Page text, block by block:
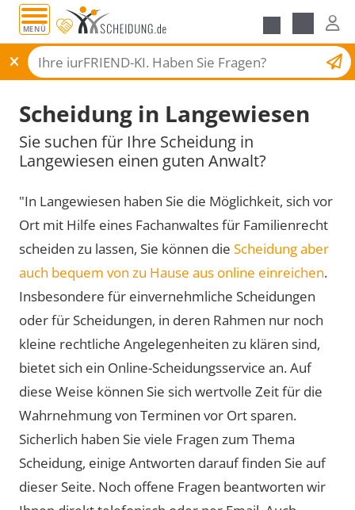
MENÜ
Scheidungsantrag
Scheidung in Langewiesen
Sie suchen für Ihre Scheidung in
Langewiesen einen guten Anwalt?
"In Langewiesen haben Sie die Möglichkeit, sich vor
Ort mit Hilfe eines Fachanwaltes für Familienrecht
scheiden zu lassen, Sie können die Scheidung aber
auch bequem von zu Hause aus online einreichen.
Insbesondere für einvernehmliche Scheidungen
oder für Scheidungen, in deren Rahmen nur noch
kleine rechtliche Angelegenheiten zu klären sind,
bietet sich ein Online-Scheidungsservice an. Auf
diese Weise können Sie sich wertvolle Zeit für die
Wahrnehmung von Terminen vor Ort sparen.
Sicherlich haben Sie viele Fragen zum Thema
Scheidung, einige Antworten darauf finden Sie auf
dieser Seite. Noch offene Fragen beantworten wir